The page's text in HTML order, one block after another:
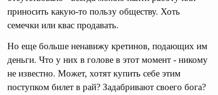
приносить какую-то пользу обществу. Хоть
семечки или квас продавать.
Но еще больше ненавижу кретинов, подающих им
деньги. Что у них в голове в этот момент - никому
не известно. Может, хотят купить себе этим
поступком билет в рай? Задабривают своего бога?